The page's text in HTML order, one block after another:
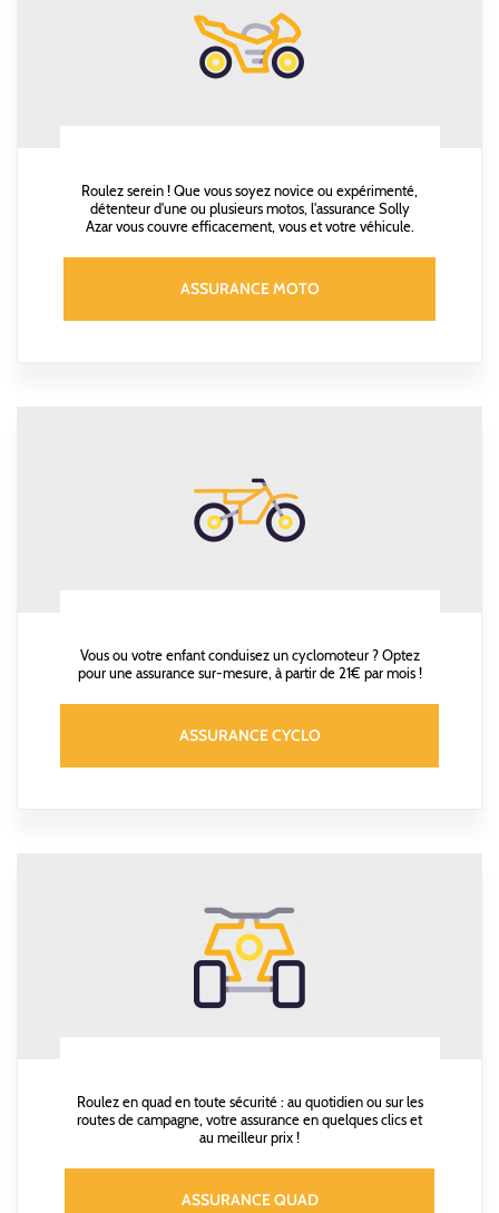
Roulez serein ! Que vous soyez novice ou expérimenté,
détenteur d'une ou plusieurs motos, l'assurance Solly
Azar vous couvre efficacement, vous et votre véhicule.
ASSURANCE MOTO
Vous ou votre enfant conduisez un cyclomoteur ? Optez
pour une assurance sur-mesure, à partir de 21€ par mois !
ASSURANCE CYCLO
Roulez en quad en toute sécurité : au quotidien ou sur les
routes de campagne, votre assurance en quelques clics et
au meilleur prix !
ASSURANCE QUAD